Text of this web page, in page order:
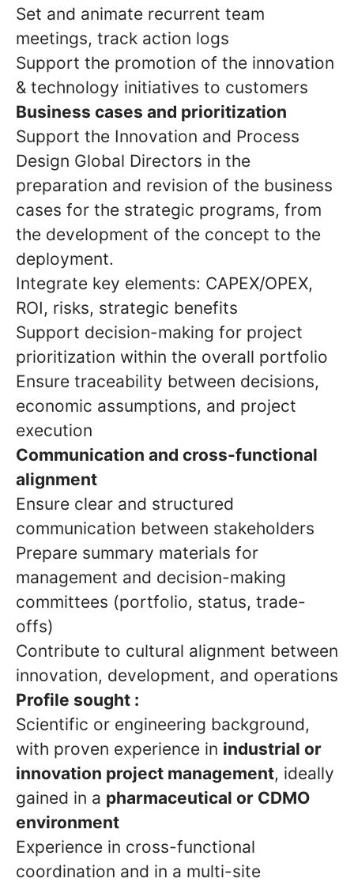
Set and animate recurrent team
meetings, track action logs
Support the promotion of the innovation
& technology initiatives to customers
Business cases and prioritization
Support the Innovation and Process
Design Global Directors in the
preparation and revision of the business
cases for the strategic programs, from
the development of the concept to the
deployment.
Integrate key elements: CAPEX/OPEX,
ROI, risks, strategic benefits
Support decision-making for project
prioritization within the overall portfolio
Ensure traceability between decisions,
economic assumptions, and project
execution
Communication and cross-functional
alignment
Ensure clear and structured
communication between stakeholders
Prepare summary materials for
management and decision-making
committees (portfolio, status, trade-
offs)
Contribute to cultural alignment between
innovation, development, and operations
Profile sought :
Scientific or engineering background,
with proven experience in industrial or
innovation project management, ideally
gained in a pharmaceutical or CDMO
environment
Experience in cross-functional
coordination and in a multi-site